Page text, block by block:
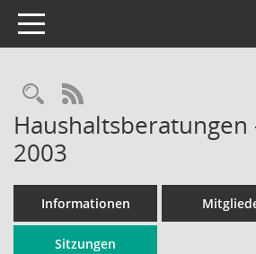
Toggle navigation
Rechercheauswahl
RSS-Feed
Haushaltsberatungen
2003
Informationen
Sitzungen